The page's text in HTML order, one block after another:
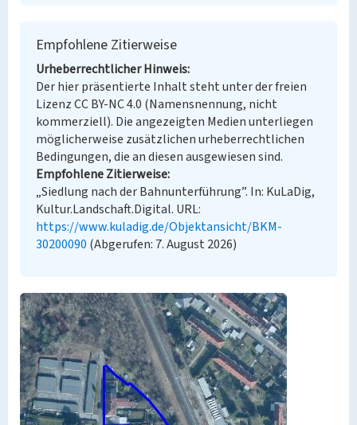
Empfohlene Zitierweise
Urheberrechtlicher Hinweis
Der hier präsentierte Inhalt steht unter der freien
Lizenz CC BY-NC 4.0 (Namensnennung, nicht
kommerziell). Die angezeigten Medien unterliegen
möglicherweise zusätzlichen urheberrechtlichen
Bedingungen, die an diesen ausgewiesen sind.
Empfohlene Zitierweise
„Siedlung nach der Bahnunterführung”. In: KuLaDig,
Kultur.Landschaft.Digital. URL:
https://www.kuladig.de/Objektansicht/BKM-
30200090 (Abgerufen: 7. August 2026)